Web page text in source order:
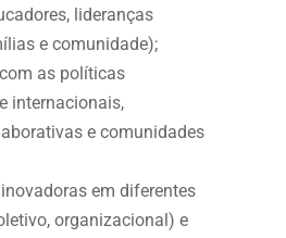
lideranças
e comunidade);
as políticas
internacionais,
e comunidades
em diferentes
organizacional) e